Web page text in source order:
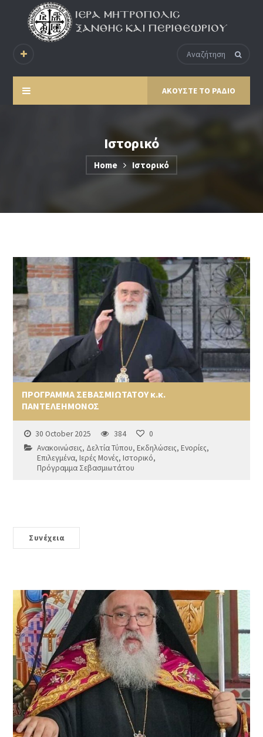
ΑΚΟΥΣΤΕ ΤΟ ΡΑΔΙΟ
Ιστορικό
Home Ιστορικό
ΠΡΟΓΡΑΜΜΑ ΣΕΒΑΣΜΙΩΤΑΤΟΥ κ.κ.
ΠΑΝΤΕΛΕΗΜΟΝΟΣ
30 October 2025 384
0
Ανακοινώσεις, Δελτία Τύπου,Εκδηλώσεις,Ενορίες,
Επιλεγμένα,Ιερές Μονές,Ιστορικό,
Πρόγραμμα Σεβασμιωτάτου
Συνέχεια